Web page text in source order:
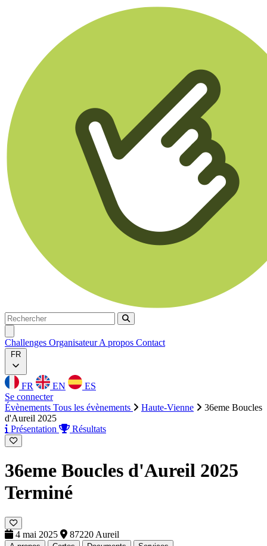
Rechercher
Rechercher
Challenges OrganisateurA propos Contact
FR
FR EN
ES
Se connecter
Évènements Tous les évènements Haute-Vienne
36eme Boucles
d'Aureil 2025
Présentation
Résultats
36eme Boucles d'Aureil 2025
Terminé
4 mai 2025 87220 Aureil